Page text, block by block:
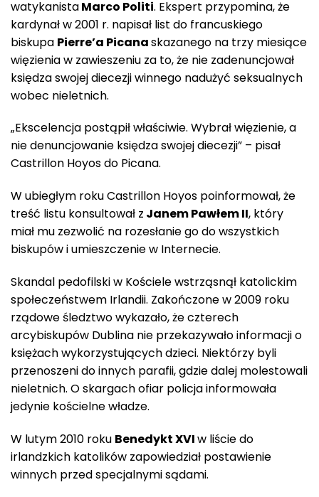
watykanistaMarco Politi. Ekspert przypomina, że
kardynał w 2001 r. napisał list do francuskiego
biskupa Pierre’a Picanaskazanego na trzy miesiące
więzienia w zawieszeniu za to, że nie zadenuncjował
księdza swojej diecezji winnego nadużyć seksualnych
wobec nieletnich.
„Ekscelencja postąpił właściwie. Wybrał więzienie, a
nie denuncjowanie księdza swojej diecezji” – pisał
Castrillon Hoyos do Picana.
W ubiegłym roku Castrillon Hoyos poinformował, że
treść listu konsultował z Janem Pawłem II, który
miał mu zezwolić na rozesłanie go do wszystkich
biskupów i umieszczenie w Internecie.
Skandal pedofilski w Kościele wstrząsnął katolickim
społeczeństwem Irlandii. Zakończone w 2009 roku
rządowe śledztwo wykazało, że czterech
arcybiskupów Dublina nie przekazywało informacji o
księżach wykorzystujących dzieci. Niektórzy byli
przenoszeni do innych parafii, gdzie dalej molestowali
nieletnich. O skargach ofiar policja informowała
jedynie kościelne władze.
W lutym 2010 roku Benedykt XVIw liście do
irlandzkich katolików zapowiedział postawienie
winnych przed specjalnymi sądami.